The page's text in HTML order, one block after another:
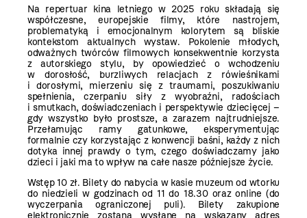
Na repertuar kina letniego w 2025 roku składają się
współczesne, europejskie filmy, które nastrojem,
problematyką i emocjonalnym kolorytem są bliskie
kontekstom aktualnych wystaw. Pokolenie młodych,
odważnych twórców filmowych konsekwentnie korzysta
z autorskiego stylu, by opowiedzieć o wchodzeniu
w dorosłość, burzliwych relacjach z rówieśnikami
i dorosłymi, mierzeniu się z traumami, poszukiwaniu
spełnienia, czerpaniu siły z wyobraźni, radościach
i smutkach, doświadczeniach i perspektywie dziecięcej –
gdy wszystko było prostsze, a zarazem najtrudniejsze.
Przełamując ramy gatunkowe, eksperymentując
formalnie czy korzystając z konwencji baśni, każdy z nich
dotyka innej prawdy o tym, czego doświadczamy jako
dzieci i jaki ma to wpływ na całe nasze późniejsze życie.
Wstęp 10 zł. Bilety do nabycia w kasie muzeum od wtorku
do niedzieli w godzinach od 11 do 18.30 orazonline (do
wyczerpania ograniczonej puli). Bilety zakupione
elektronicznie zostaną wysłane na wskazany adres